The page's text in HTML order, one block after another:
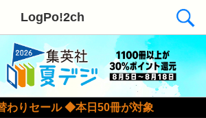
LogPo!2ch
わりセール ◆本日50冊が対象